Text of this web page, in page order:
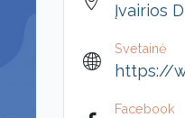
Įvairios
Svetainė
https://
Facebook